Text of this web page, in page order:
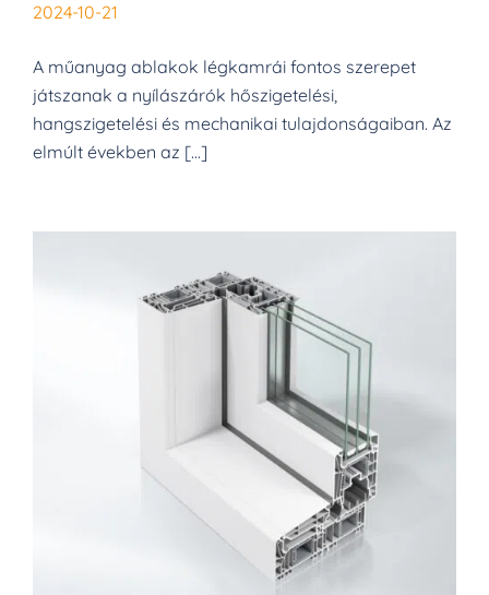
2024-10-21
A műanyag ablakok légkamrái fontos szerepet
játszanak a nyílászárók hőszigetelési,
hangszigetelési és mechanikai tulajdonságaiban. Az
elmúlt években az […]